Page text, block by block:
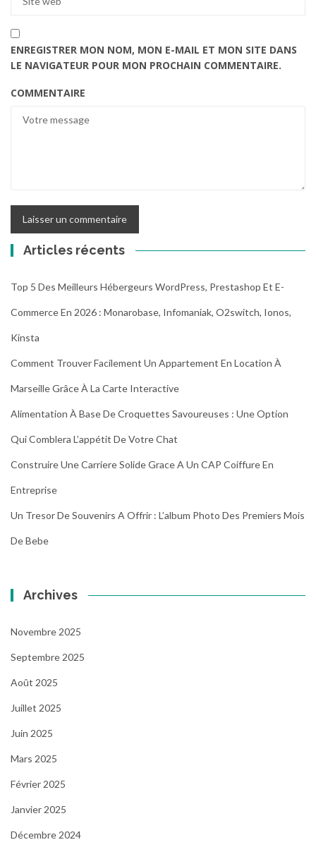
ENREGISTRER MON NOM, MON E-MAIL ET MON SITE DANS
LE NAVIGATEUR POUR MON PROCHAIN COMMENTAIRE.
COMMENTAIRE
Articles récents
Top 5 Des Meilleurs Hébergeurs WordPress, Prestashop Et E-
Commerce En 2026 : Monarobase, Infomaniak, O2switch, Ionos,
Kinsta
Comment Trouver Facilement Un Appartement En Location À
Marseille Grâce À La Carte Interactive
Alimentation À Base De Croquettes Savoureuses : Une Option
Qui Comblera L’appétit De Votre Chat
Construire Une Carriere Solide Grace A Un CAP Coiffure En
Entreprise
Un Tresor De Souvenirs A Offrir : L’album Photo Des Premiers Mois
De Bebe
Archives
Novembre 2025
Septembre 2025
Août 2025
Juillet 2025
Juin 2025
Mars 2025
Février 2025
Janvier 2025
Décembre 2024